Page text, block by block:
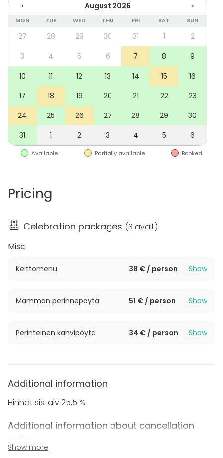
Harjula-keskuksen tiloissa toimiva Ravintola Koivu
pitää huolen tilaisuuden ruoka- ja juomatarjoiluista
sekä kestitsee koko porukan vaivatta. Ota siis
rohkeasti yhteyttä ja kerro lisää juuri teidän
tilaisuuden yksilöllisistä tarpeista!
Harjula-keskuksen keskeinen sijainti takaa, että tiloihin
on helppo tulla julkisilla kulkuvälineillä. Tämän lisäksi
Harjulan läheisyydestä löytyy kokousvieraille useita
pysäköintimahdollisuuksia.
‹ August 2026 ›
MON TUE WED THU FRI SAT SUN
27 28 29 30 31 1
2
3
4 5 6 7 8
9
10
11 12 13 14 15
16
17
18 19 20 21 22
23
24
25 26 27 28 29
30
31
1 2 3 4 5 6
Available Partially available Booked
Pricing
Celebration packages (3 avail.)
Misc.
Keittomenu 38 € / person Show
Mamman perinnepöytä 51 € / person Show
Perinteinen kahvipöytä 34 € / person Show
Additional information
Hinnat sis. alv 25,5 %.
Additional information about cancellation
Show more